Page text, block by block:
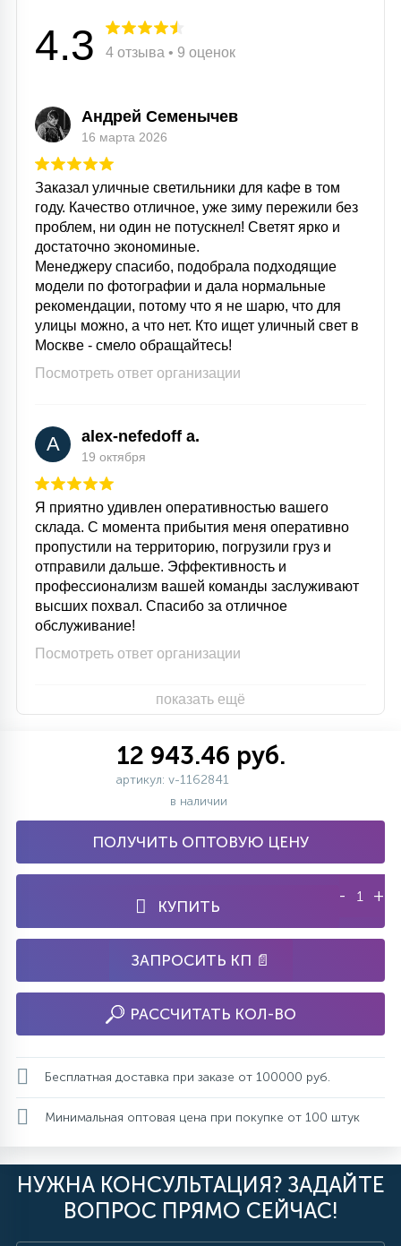
4.3 4 отзыва • 9 оценок
Андрей Семенычев
16 марта 2026
Заказал уличные светильники для кафе в том
году. Качество отличное, уже зиму пережили без
проблем, ни один не потускнел! Светят ярко и
достаточно экономиные.
Менеджеру спасибо, подобрала подходящие
модели по фотографии и дала нормальные
рекомендации, потому что я не шарю, что для
улицы можно, а что нет. Кто ищет уличный свет в
Москве - смело обращайтесь!
Посмотреть ответ организации
A alex-nefedoff a.
19 октября
Я приятно удивлен оперативностью вашего
склада. С момента прибытия меня оперативно
пропустили на территорию, погрузили груз и
отправили дальше. Эффективность и
профессионализм вашей команды заслуживают
высших похвал. Спасибо за отличное
обслуживание!
Посмотреть ответ организации
показать ещё
12 943.46 руб.
артикул: v-1162841
в наличии
ПОЛУЧИТЬ ОПТОВУЮ ЦЕНУ
КУПИТЬ
- +
ЗАПРОСИТЬ КП 📄
РАССЧИТАТЬ КОЛ-ВО
Бесплатная доставка при заказе от 100000 руб.
Минимальная оптовая цена при покупке от 100 штук
НУЖНА КОНСУЛЬТАЦИЯ? ЗАДАЙТЕ
ВОПРОС ПРЯМО СЕЙЧАС!